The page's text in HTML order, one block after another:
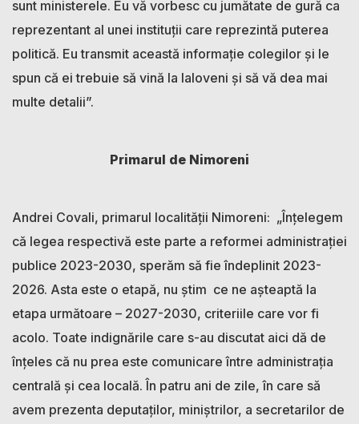
sunt ministerele. Eu vă vorbesc cu jumătate de gură ca
reprezentant al unei instituții care reprezintă puterea
politică. Eu transmit această informație colegilor și le
spun că ei trebuie să vină la Ialoveni și să vă dea mai
multe detalii”.
Primarul de Nimoreni
Andrei Covali, primarul localității Nimoreni: „Înțelegem
că legea respectivă este parte a reformei administrației
publice 2023-2030, sperăm să fie îndeplinit 2023-
2026. Asta este o etapă, nu știm ce ne așteaptă la
etapa următoare – 2027-2030, criteriile care vor fi
acolo. Toate indignările care s-au discutat aici dă de
înțeles că nu prea este comunicare între administrația
centrală și cea locală. În patru ani de zile, în care să
avem prezenta deputaților, miniștrilor, a secretarilor de